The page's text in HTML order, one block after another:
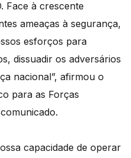
Face à crescente
ameaças à segurança,
esforços para
dissuadir os adversários
nacional”, afirmou o
para as Forças
capacidade de operar